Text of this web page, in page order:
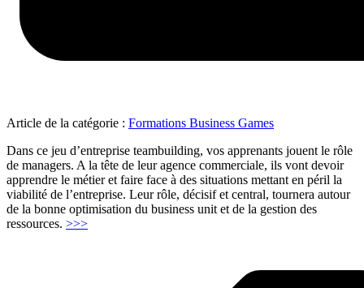
Article de la catégorie : Formations Business Games
Dans ce jeu d’entreprise teambuilding, vos apprenants jouent le rôle
de managers. A la tête de leur agence commerciale, ils vont devoir
apprendre le métier et faire face à des situations mettant en péril la
viabilité de l’entreprise. Leur rôle, décisif et central, tournera autour
de la bonne optimisation du business unit et de la gestion des
ressources. >>>"Gestion